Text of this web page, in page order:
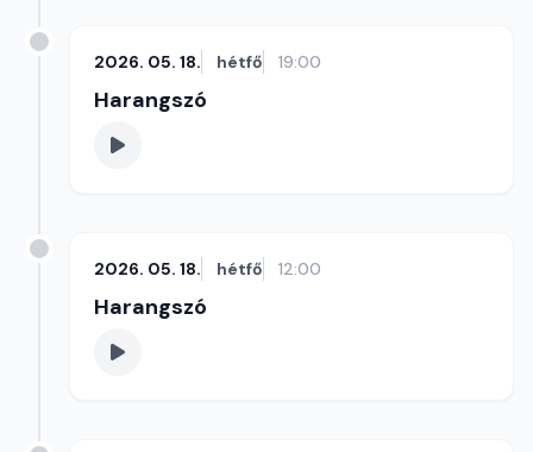
2026. 05. 18. hétfő 19:00
Harangszó
2026. 05. 18. hétfő 12:00
Harangszó